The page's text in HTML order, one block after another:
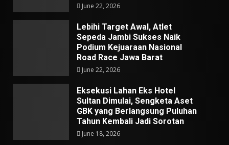
June 22, 2026
Lebihi Target Awal, Atlet
Sepeda Jambi Sukses Naik
Podium Kejuaraan Nasional
Road Race Jawa Barat
June 22, 2026
Eksekusi Lahan Eks Hotel
Sultan Dimulai, Sengketa Aset
GBK yang Berlangsung Puluhan
Tahun Kembali Jadi Sorotan
June 18, 2026